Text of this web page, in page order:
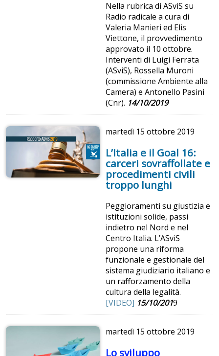
Nella rubrica di ASviS su
Radio radicale a cura di
Valeria Manieri ed Elis
Viettone, il provvedimento
approvato il 10 ottobre.
Interventi di Luigi Ferrata
(ASviS), Rossella Muroni
(commissione Ambiente alla
Camera) e Antonello Pasini
(Cnr). 14/10/2019
martedì 15 ottobre 2019
L’Italia e il Goal 16:
carceri sovraffollate e
procedimenti civili
troppo lunghi
Peggioramenti su giustizia e
istituzioni solide, passi
indietro nel Nord e nel
Centro Italia. L’ASviS
propone una riforma
funzionale e gestionale del
sistema giudiziario italiano e
un rafforzamento della
cultura della legalità.
[VIDEO] 15/10/2019
martedì 15 ottobre 2019
Lo sviluppo